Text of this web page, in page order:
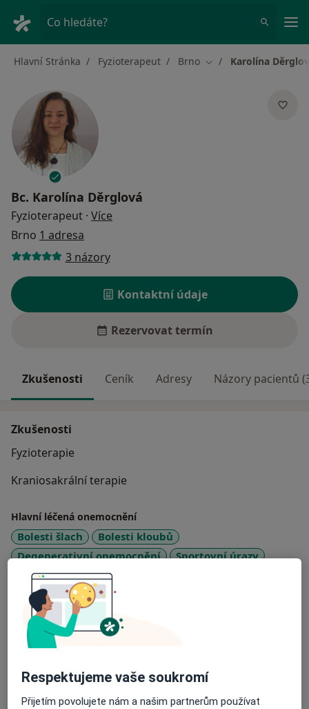
Co hledáte?
Hlavní Stránka Fyzioterapeut Brno Změna města
Karolína
Bc. Karolína Děrglová
Fyzioterapeut · Více
Brno 1 adresa
3 názory
Kontaktní údaje
Rezervovat termín
Zkušenosti Ceník Adresy Názory pacientů
Zkušenosti
Fyzioterapie
Kraniosakrální terapie
Hlavní léčená onemocnění
Bolesti šlach
Bolesti kloubů
Degenerativní onemocnění
Sportovní úrazy
Bolesti zad
+16a11y_sr_more_diseases
Pacienti, které ošetřuji
Dospělí
Děti od 8 let
Víceo zkušenostech
Respektujeme vaše soukromí
Přijetím povolujete nám a našim partnerům používat